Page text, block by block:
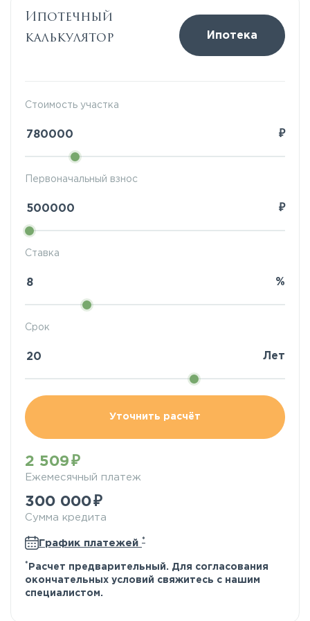
Ипотечный
калькулятор
Ипотека
Стоимость участка
₽
Ставка
%
Первоначальный взнос
₽
Срок
Лет
Уточнить расчёт
2 509
Ежемесячный платеж
300 000
Сумма кредита
График платежей *
* Расчет предварительный. Для согласования
окончательных условий свяжитесь с нашим
специалистом.